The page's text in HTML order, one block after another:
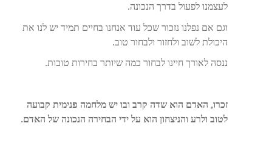
לעצמנו לפעול בדרך הנכונה.
וגם אם נפלנו נזכור שכל עוד אנחנו בחיים תמיד יש לנו את
היכולת לשוב ולחזור ולבחור טוב.
ננסה לאורך חיינו לבחור כמה שיותר בחירות טובות.
זכרו, האדם הוא שדה קרב ובו יש מלחמה פנימית קבועה
לטוב ולרע והניצחון הוא על ידי הבחירה הנכונה של האדם.